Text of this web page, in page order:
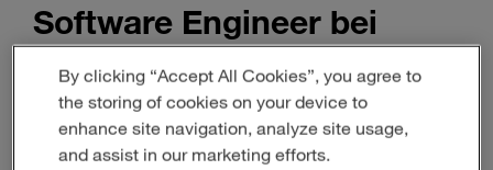
Software Engineer bei
Magna – und
überzeugender Recruiter
Magna People
By clicking “Accept All Cookies”, you agree to
the storing of cookies on your device to
enhance site navigation, analyze site usage,
and assist in our marketing efforts.